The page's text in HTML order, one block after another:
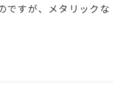
ですが、メタリックな